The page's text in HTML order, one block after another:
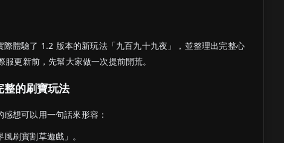
體驗了 1.2 版本的新玩法「九百九十九夜」，並整理出完整心
更新前，先幫大家做一次提前開荒。
整的刷寶玩法
想可以用一句話來形容：
刷寶割草遊戲」。